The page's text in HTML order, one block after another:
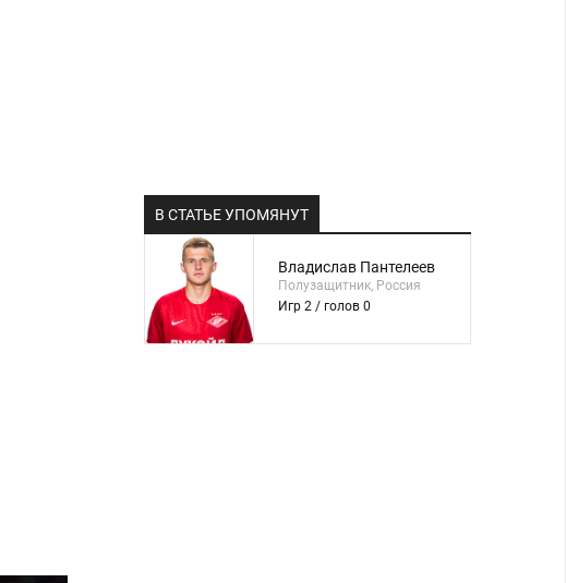
В СТАТЬЕ УПОМЯНУТ
Владислав Пантелеев
Полузащитник, Россия
Игр 2 / голов 0